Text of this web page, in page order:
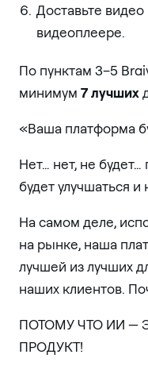
Доставьте
видеоплеере.
По пунктам 3–5
минимум 7 лучших
«Ваша платформа
Нет… нет, не
будет улучшаться
На самом деле,
на рынке, наша
лучшей из лучших
наших клиентов.
ПОТОМУ ЧТО ИИ —
ПРОДУКТ!